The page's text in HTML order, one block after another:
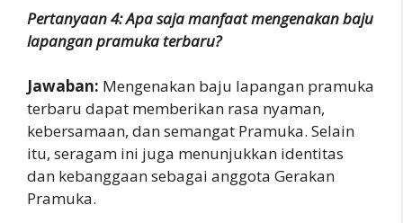
Pertanyaan 4: Apa saja manfaat mengenakan baju
lapangan pramuka terbaru?
Jawaban: Mengenakan baju lapangan pramuka
terbaru dapat memberikan rasa nyaman,
kebersamaan, dan semangat Pramuka. Selain
itu, seragam ini juga menunjukkan identitas
dan kebanggaan sebagai anggota Gerakan
Pramuka.